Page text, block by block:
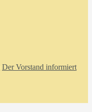
Der Vorstand informiert